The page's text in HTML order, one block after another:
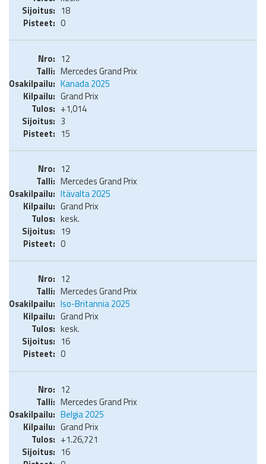
18
0
12
Mercedes Grand Prix
Kanada 2025
Grand Prix
+1,014
3
15
12
Mercedes Grand Prix
Itävalta 2025
Grand Prix
kesk.
19
0
12
Mercedes Grand Prix
Iso-Britannia 2025
Grand Prix
kesk.
16
0
12
Mercedes Grand Prix
Belgia 2025
Grand Prix
+1.26,721
16